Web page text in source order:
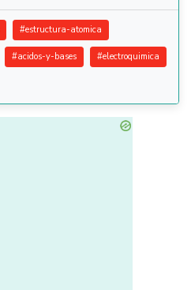
#estructura-atomica
#acidos-y-bases #electroquimica